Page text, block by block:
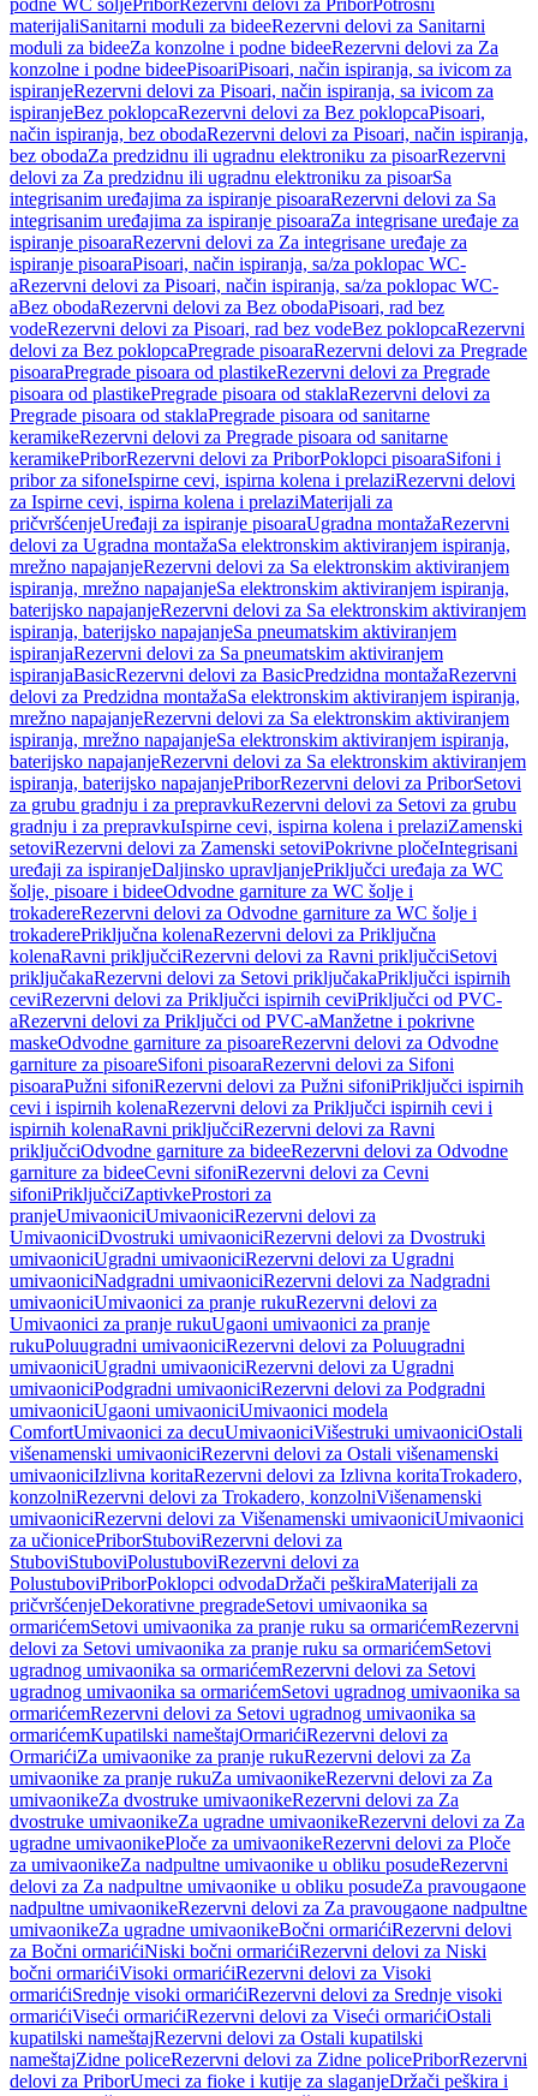
podne WC šoljePriborRezervni delovi za PriborPotrošni
materijaliSanitarni moduli za bideeRezervni delovi za Sanitarni
moduli za bideeZa konzolne i podne bideeRezervni delovi za Za
konzolne i podne bideePisoariPisoari, način ispiranja, sa ivicom za
ispiranjeRezervni delovi za Pisoari, način ispiranja, sa ivicom za
ispiranjeBez poklopcaRezervni delovi za Bez poklopcaPisoari,
način ispiranja, bez obodaRezervni delovi za Pisoari, način ispiranja,
bez obodaZa predzidnu ili ugradnu elektroniku za pisoarRezervni
delovi za Za predzidnu ili ugradnu elektroniku za pisoarSa
integrisanim uređajima za ispiranje pisoaraRezervni delovi za Sa
integrisanim uređajima za ispiranje pisoaraZa integrisane uređaje za
ispiranje pisoaraRezervni delovi za Za integrisane uređaje za
ispiranje pisoaraPisoari, način ispiranja, sa/za poklopac WC-
aRezervni delovi za Pisoari, način ispiranja, sa/za poklopac WC-
aBez obodaRezervni delovi za Bez obodaPisoari, rad bez
vodeRezervni delovi za Pisoari, rad bez vodeBez poklopcaRezervni
delovi za Bez poklopcaPregrade pisoaraRezervni delovi za Pregrade
pisoaraPregrade pisoara od plastikeRezervni delovi za Pregrade
pisoara od plastikePregrade pisoara od staklaRezervni delovi za
Pregrade pisoara od staklaPregrade pisoara od sanitarne
keramikeRezervni delovi za Pregrade pisoara od sanitarne
keramikePriborRezervni delovi za PriborPoklopci pisoaraSifoni i
pribor za sifoneIspirne cevi, ispirna kolena i prelaziRezervni delovi
za Ispirne cevi, ispirna kolena i prelaziMaterijali za
pričvršćenjeUređaji za ispiranje pisoaraUgradna montažaRezervni
delovi za Ugradna montažaSa elektronskim aktiviranjem ispiranja,
mrežno napajanjeRezervni delovi za Sa elektronskim aktiviranjem
ispiranja, mrežno napajanjeSa elektronskim aktiviranjem ispiranja,
baterijsko napajanjeRezervni delovi za Sa elektronskim aktiviranjem
ispiranja, baterijsko napajanjeSa pneumatskim aktiviranjem
ispiranjaRezervni delovi za Sa pneumatskim aktiviranjem
ispiranjaBasicRezervni delovi za BasicPredzidna montažaRezervni
delovi za Predzidna montažaSa elektronskim aktiviranjem ispiranja,
mrežno napajanjeRezervni delovi za Sa elektronskim aktiviranjem
ispiranja, mrežno napajanjeSa elektronskim aktiviranjem ispiranja,
baterijsko napajanjeRezervni delovi za Sa elektronskim aktiviranjem
ispiranja, baterijsko napajanjePriborRezervni delovi za PriborSetovi
za grubu gradnju i za prepravkuRezervni delovi za Setovi za grubu
gradnju i za prepravkuIspirne cevi, ispirna kolena i prelaziZamenski
setoviRezervni delovi za Zamenski setoviPokrivne pločeIntegrisani
uređaji za ispiranjeDaljinsko upravljanjePriključci uređaja za WC
šolje, pisoare i bideeOdvodne garniture za WC šolje i
trokadereRezervni delovi za Odvodne garniture za WC šolje i
trokaderePriključna kolenaRezervni delovi za Priključna
kolenaRavni priključciRezervni delovi za Ravni priključciSetovi
priključakaRezervni delovi za Setovi priključakaPriključci ispirnih
ceviRezervni delovi za Priključci ispirnih ceviPriključci od PVC-
aRezervni delovi za Priključci od PVC-aManžetne i pokrivne
maskeOdvodne garniture za pisoareRezervni delovi za Odvodne
garniture za pisoareSifoni pisoaraRezervni delovi za Sifoni
pisoaraPužni sifoniRezervni delovi za Pužni sifoniPriključci ispirnih
cevi i ispirnih kolenaRezervni delovi za Priključci ispirnih cevi i
ispirnih kolenaRavni priključciRezervni delovi za Ravni
priključciOdvodne garniture za bideeRezervni delovi za Odvodne
garniture za bideeCevni sifoniRezervni delovi za Cevni
sifoniPriključciZaptivkeProstori za
pranjeUmivaoniciUmivaoniciRezervni delovi za
UmivaoniciDvostruki umivaoniciRezervni delovi za Dvostruki
umivaoniciUgradni umivaoniciRezervni delovi za Ugradni
umivaoniciNadgradni umivaoniciRezervni delovi za Nadgradni
umivaoniciUmivaonici za pranje rukuRezervni delovi za
Umivaonici za pranje rukuUgaoni umivaonici za pranje
rukuPoluugradni umivaoniciRezervni delovi za Poluugradni
umivaoniciUgradni umivaoniciRezervni delovi za Ugradni
umivaoniciPodgradni umivaoniciRezervni delovi za Podgradni
umivaoniciUgaoni umivaoniciUmivaonici modela
ComfortUmivaonici za decuUmivaoniciVišestruki umivaoniciOstali
višenamenski umivaoniciRezervni delovi za Ostali višenamenski
umivaoniciIzlivna koritaRezervni delovi za Izlivna koritaTrokadero,
konzolniRezervni delovi za Trokadero, konzolniVišenamenski
umivaoniciRezervni delovi za Višenamenski umivaoniciUmivaonici
za učionicePriborStuboviRezervni delovi za
StuboviStuboviPolustuboviRezervni delovi za
PolustuboviPriborPoklopci odvodaDržači peškiraMaterijali za
pričvršćenjeDekorativne pregradeSetovi umivaonika sa
ormarićemSetovi umivaonika za pranje ruku sa ormarićemRezervni
delovi za Setovi umivaonika za pranje ruku sa ormarićemSetovi
ugradnog umivaonika sa ormarićemRezervni delovi za Setovi
ugradnog umivaonika sa ormarićemSetovi ugradnog umivaonika sa
ormarićemRezervni delovi za Setovi ugradnog umivaonika sa
ormarićemKupatilski nameštajOrmarićiRezervni delovi za
OrmarićiZa umivaonike za pranje rukuRezervni delovi za Za
umivaonike za pranje rukuZa umivaonikeRezervni delovi za Za
umivaonikeZa dvostruke umivaonikeRezervni delovi za Za
dvostruke umivaonikeZa ugradne umivaonikeRezervni delovi za Za
ugradne umivaonikePloče za umivaonikeRezervni delovi za Ploče
za umivaonikeZa nadpultne umivaonike u obliku posudeRezervni
delovi za Za nadpultne umivaonike u obliku posudeZa pravougaone
nadpultne umivaonikeRezervni delovi za Za pravougaone nadpultne
umivaonikeZa ugradne umivaonikeBočni ormarićiRezervni delovi
za Bočni ormarićiNiski bočni ormarićiRezervni delovi za Niski
bočni ormarićiVisoki ormarićiRezervni delovi za Visoki
ormarićiSrednje visoki ormarićiRezervni delovi za Srednje visoki
ormarićiViseći ormarićiRezervni delovi za Viseći ormarićiOstali
kupatilski nameštajRezervni delovi za Ostali kupatilski
nameštajZidne policeRezervni delovi za Zidne policePriborRezervni
delovi za PriborUmeci za fioke i kutije za slaganjeDržači peškira i